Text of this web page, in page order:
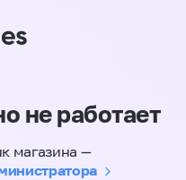
не работает
магазина —